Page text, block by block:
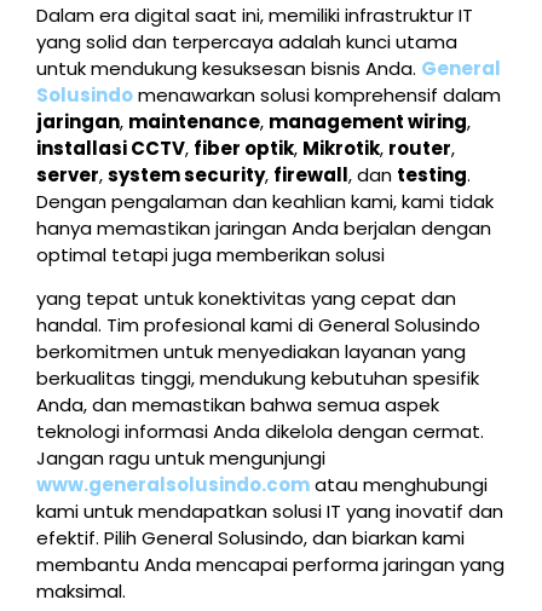
Dalam era digital saat ini, memiliki infrastruktur IT
yang solid dan terpercaya adalah kunci utama
untuk mendukung kesuksesan bisnis Anda. General
Solusindomenawarkan solusi komprehensif dalam
jaringan, maintenance, management wiring,
installasi CCTV, fiber optik, Mikrotik, router,
server,system security, firewall, dan testing.
Dengan pengalaman dan keahlian kami, kami tidak
hanya memastikan jaringan Anda berjalan dengan
optimal tetapi juga memberikan solusi
yang tepat untuk konektivitas yang cepat dan
handal. Tim profesional kami di General Solusindo
berkomitmen untuk menyediakan layanan yang
berkualitas tinggi, mendukung kebutuhan spesifik
Anda, dan memastikan bahwa semua aspek
teknologi informasi Anda dikelola dengan cermat.
Jangan ragu untuk mengunjungi
www.generalsolusindo.comatau menghubungi
kami untuk mendapatkan solusi IT yang inovatif dan
efektif. Pilih General Solusindo, dan biarkan kami
membantu Anda mencapai performa jaringan yang
maksimal.